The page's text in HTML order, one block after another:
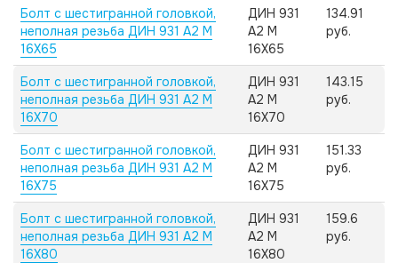
Болт с шестигранной головкой,
неполная резьба ДИН 931 А2 M
16X65
ДИН 931
А2 M
16X65
134.91
руб.
Болт с шестигранной головкой,
неполная резьба ДИН 931 А2 M
16X70
ДИН 931
А2 M
16X70
143.15
руб.
Болт с шестигранной головкой,
неполная резьба ДИН 931 А2 M
16X75
ДИН 931
А2 M
16X75
151.33
руб.
Болт с шестигранной головкой,
неполная резьба ДИН 931 А2 M
16X80
ДИН 931
А2 M
16X80
159.6
руб.